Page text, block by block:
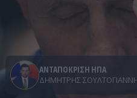
ΑΝΤΑΠΟΚΡΙΣΗ ΗΠΑ
ΔΗΜΉΤΡΗΣ